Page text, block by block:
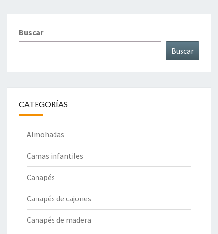
Buscar
Buscar
CATEGORÍAS
Almohadas
Camas infantiles
Canapés
Canapés de cajones
Canapés de madera